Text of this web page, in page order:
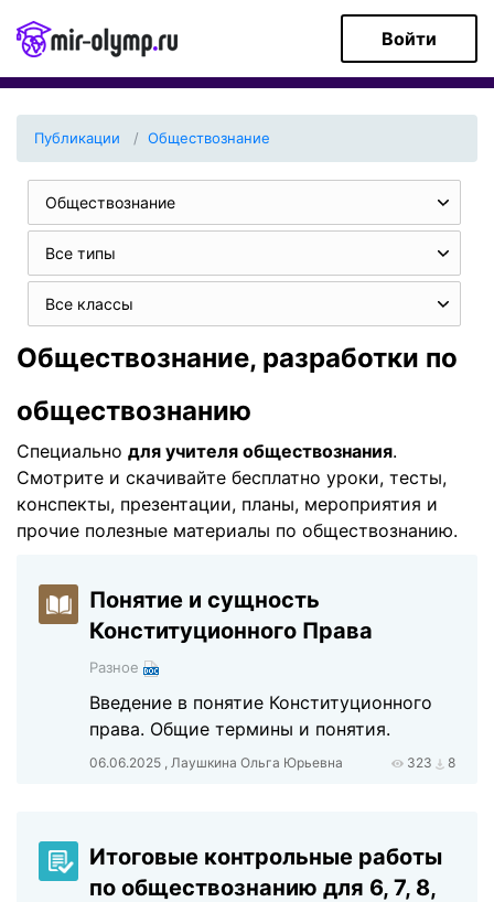
Войти
Публикации Обществознание
Обществознание
Все типы
Все классы
Обществознание, разработки по
обществознанию
Специально для учителя обществознания.
Смотрите и скачивайте бесплатно уроки, тесты,
конспекты, презентации, планы, мероприятия и
прочие полезные материалы по обществознанию.
Понятие и сущность
Конституционного Права
Разное
Введение в понятие Конституционного
права. Общие термины и понятия.
06.06.2025 , Лаушкина Ольга Юрьевна 323 8
Итоговые контрольные работы
по обществознанию для 6, 7, 8,